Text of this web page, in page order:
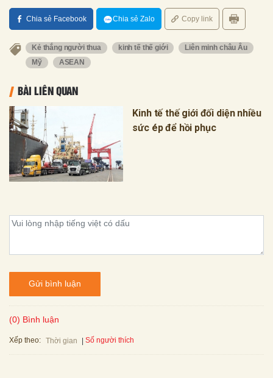
Chia sẻ Facebook Chia sẻ Zalo Copy link
Kẻ thắng người thua kinh tế thế giới
Liên minh châu Âu
Mỹ
ASEAN
BÀI LIÊN QUAN
Kinh tế thế giới đối diện nhiều
sức ép để hồi phục
Gửi bình luận
(0) Bình luận
Xếp theo: Thời gian Số người thích